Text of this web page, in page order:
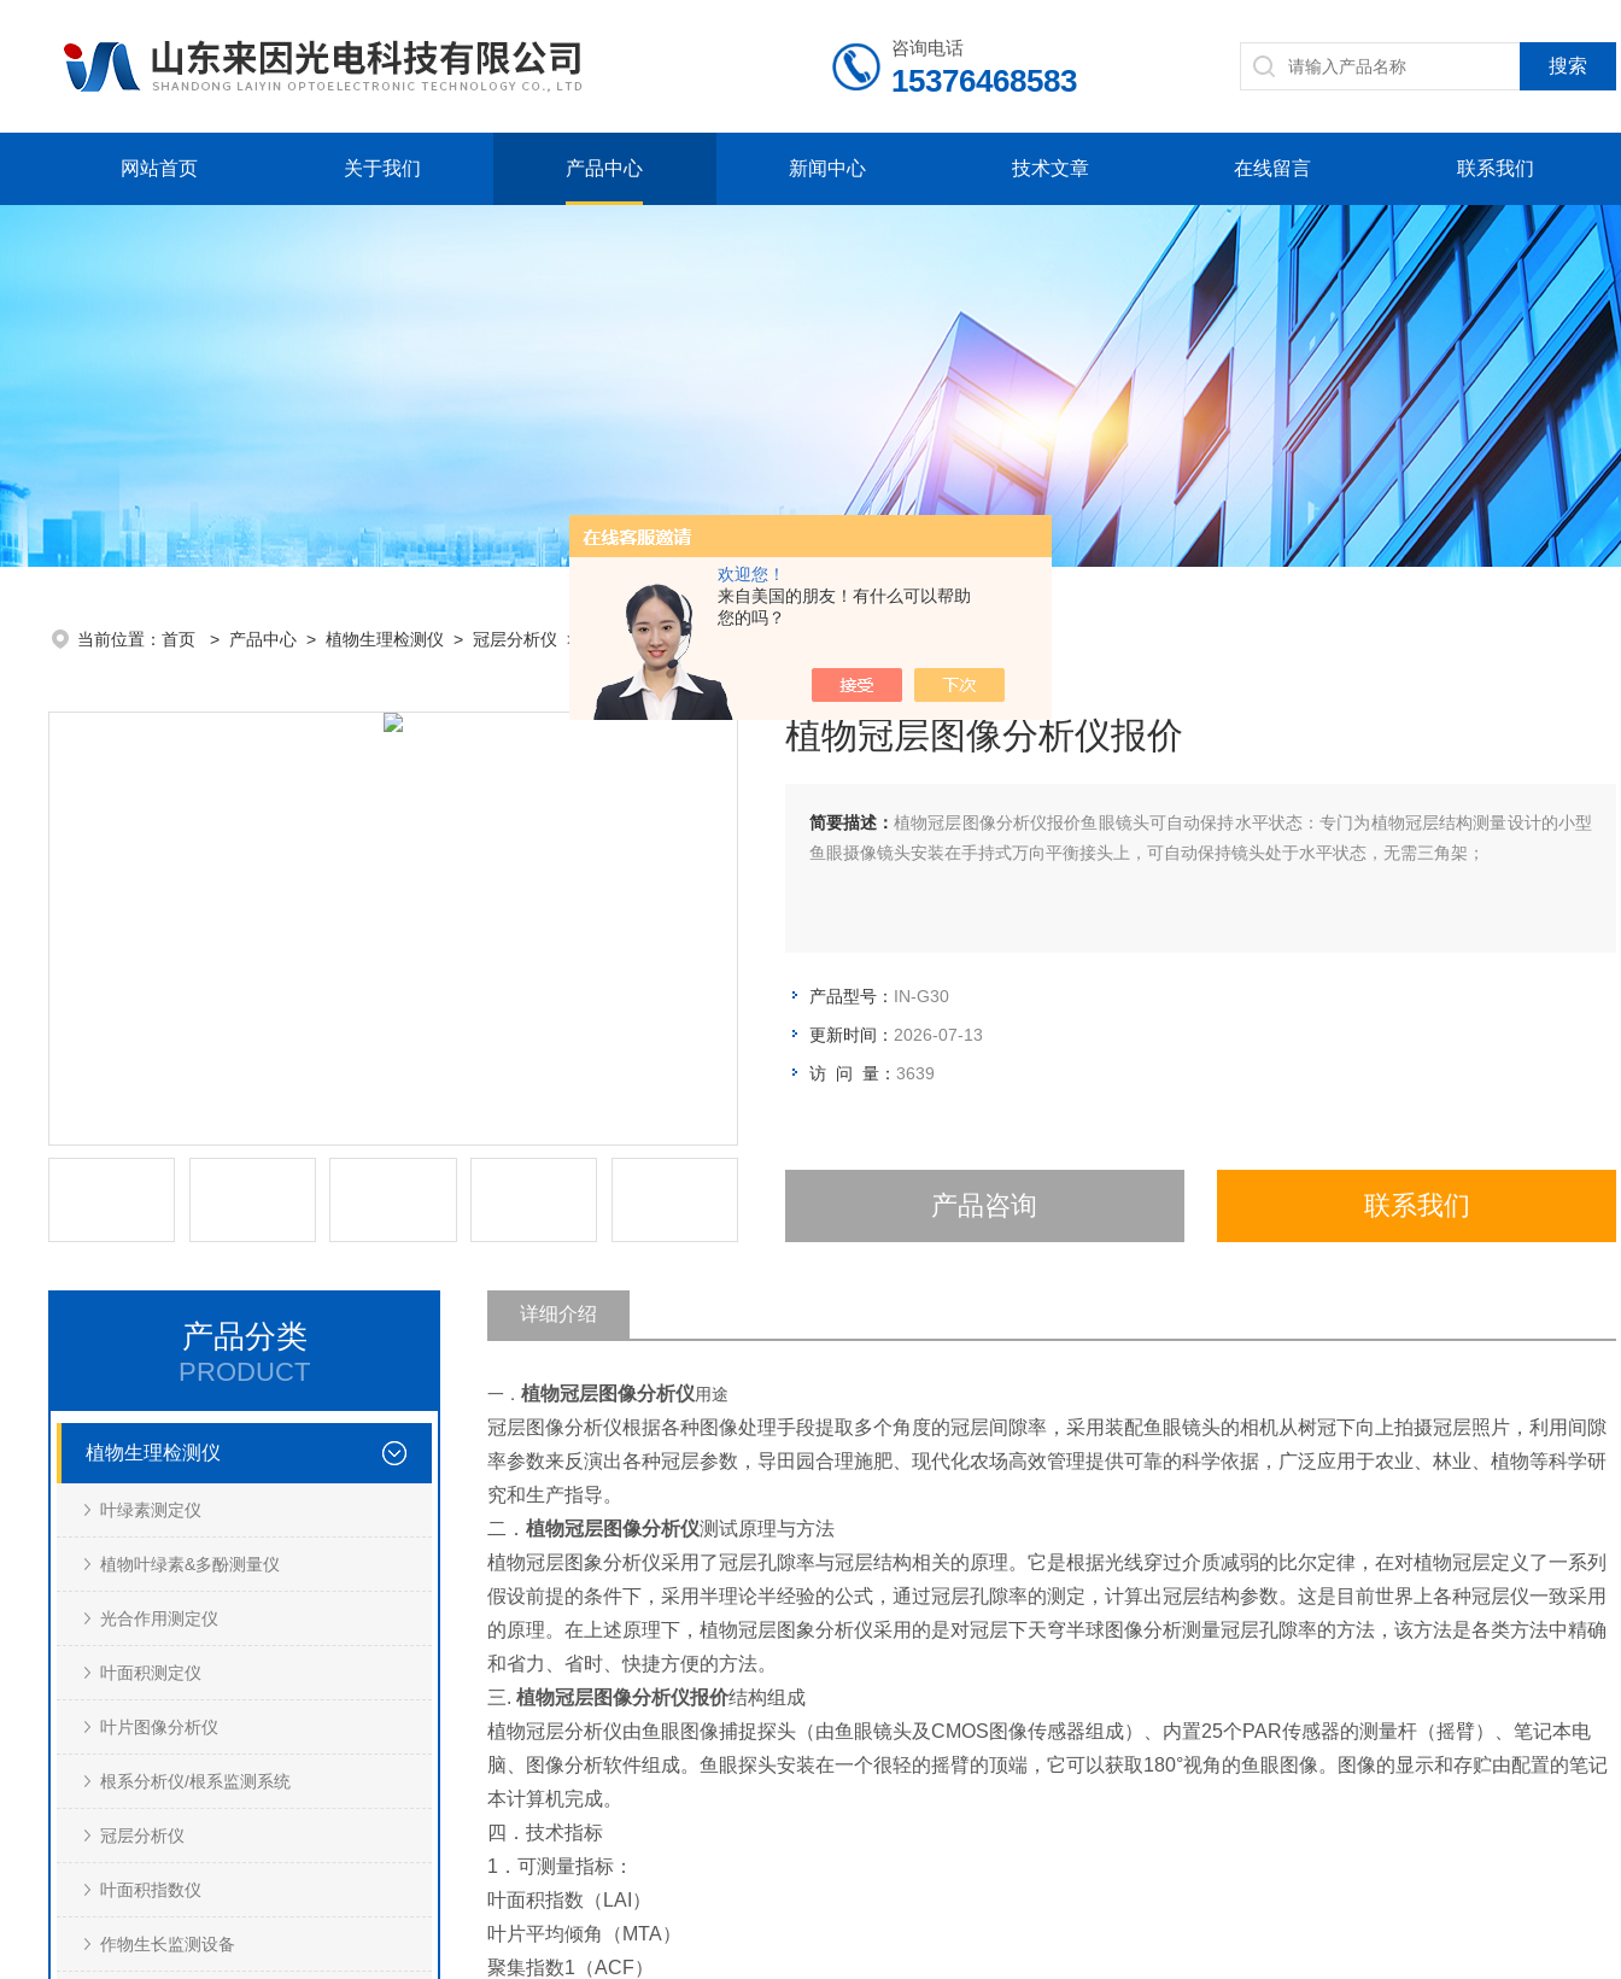
欢迎您！
来自美国的朋友！有什么可以帮助
您的吗？
咨询电话
15376468583
网站首页 关于我们 产品中心 新闻中心 技术文章 在线留言 联系我们
当前位置： 首页 > 产品中心 > 植物生理检测仪 > 冠层分析仪 > IN-G30植物冠层图像分析仪报价
植物冠层图像分析仪报价
简要描述： 植物冠层图像分析仪报价鱼眼镜头可自动保持水平状态：专门为植物冠层结构测量设计的小型
鱼眼摄像镜头安装在手持式万向平衡接头上，可自动保持镜头处于水平状态，无需三角架；
产品型号： IN-G30
更新时间： 2026-07-13
访 问 量： 3639
产品咨询 联系我们
产品分类
PRODUCT
植物生理检测仪
叶绿素测定仪
植物叶绿素&多酚测量仪
光合作用测定仪
叶面积测定仪
叶片图像分析仪
根系分析仪/根系监测系统
冠层分析仪
叶面积指数仪
作物生长监测设备
详细介绍
一． 植物冠层图像分析仪用途
冠层图像分析仪根据各种图像处理手段提取多个角度的冠层间隙率，采用装配鱼眼镜头的相机从树冠下向上拍摄冠层照片，利用间隙
率参数来反演出各种冠层参数，导田园合理施肥、现代化农场高效管理提供可靠的科学依据，广泛应用于农业、林业、植物等科学研
究和生产指导。
二． 植物冠层图像分析仪测试原理与方法
植物冠层图象分析仪采用了冠层孔隙率与冠层结构相关的原理。它是根据光线穿过介质减弱的比尔定律，在对植物冠层定义了一系列
假设前提的条件下，采用半理论半经验的公式，通过冠层孔隙率的测定，计算出冠层结构参数。这是目前世界上各种冠层仪一致采用
的原理。在上述原理下，植物冠层图象分析仪采用的是对冠层下天穹半球图像分析测量冠层孔隙率的方法，该方法是各类方法中精确
和省力、省时、快捷方便的方法。
三. 植物冠层图像分析仪报价结构组成
植物冠层分析仪由鱼眼图像捕捉探头（由鱼眼镜头及CMOS图像传感器组成）、内置25个PAR传感器的测量杆（摇臂）、笔记本电
脑、图像分析软件组成。鱼眼探头安装在一个很轻的摇臂的顶端，它可以获取180°视角的鱼眼图像。图像的显示和存贮由配置的笔记
本计算机完成。
四．技术指标
1．可测量指标：
叶面积指数（LAI）
叶片平均倾角（MTA）
聚集指数1（ACF）